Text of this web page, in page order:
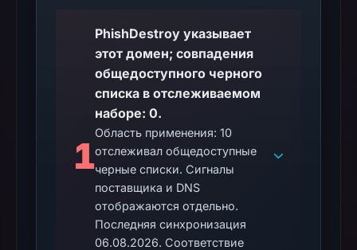
Mar
1,
2026
at
13:08
UTC.
Spamhaus
DBL
recorded
no
positive
1
PhishDestroy указывает
этот домен; совпадения
общедоступного черного
списка в отслеживаемом
наборе: 0.
Область применения: 10
отслеживал общедоступные
черные списки. Сигналы
поставщика и DNS
отображаются отдельно.
Последняя синхронизация
06.08.2026. Соответствие